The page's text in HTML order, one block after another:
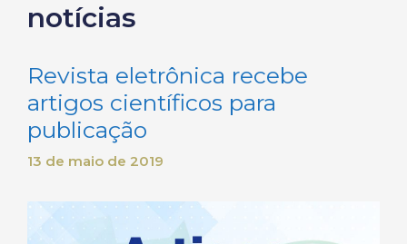
notícias
Revista eletrônica recebe
artigos científicos para
publicação
13 de maio de 2019